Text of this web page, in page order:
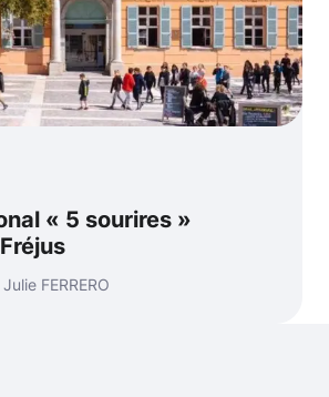
« 5 sourires »
FERRERO